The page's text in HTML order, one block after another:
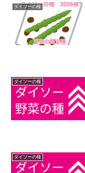
ダイソーの種
ダイソーの種
ダイソーの種